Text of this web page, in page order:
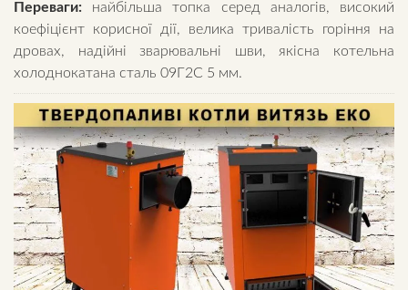
Переваги: найбільша топка серед аналогів, високий
коефіцієнт корисної дії, велика тривалість горіння на
дровах, надійні зварювальні шви, якісна котельна
холоднокатана сталь 09Г2С 5 мм.